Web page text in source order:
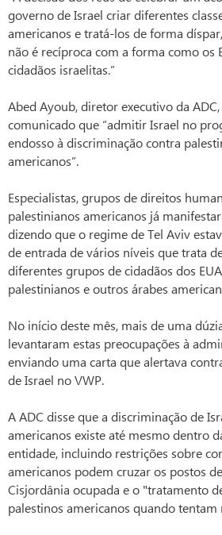
governo de Israel criar diferentes
americanos e tratá-los de forma
não é recíproca com a forma como os
cidadãos israelitas.”
Abed Ayoub, diretor executivo da
comunicado que “admitir Israel no
endosso à discriminação contra
americanos”.
Especialistas, grupos de direitos
palestinianos americanos já
dizendo que o regime de Tel Aviv
de entrada de vários níveis que trata
diferentes grupos de cidadãos dos
palestinianos e outros árabes
No início deste mês, mais de uma
levantaram estas preocupações à
enviando uma carta que alertava
de Israel no VWP.
A ADC disse que a discriminação de
americanos existe até mesmo dentro
entidade, incluindo restrições sobre
americanos podem cruzar os postos
Cisjordânia ocupada e o "tratamento
palestinos americanos quando tentam